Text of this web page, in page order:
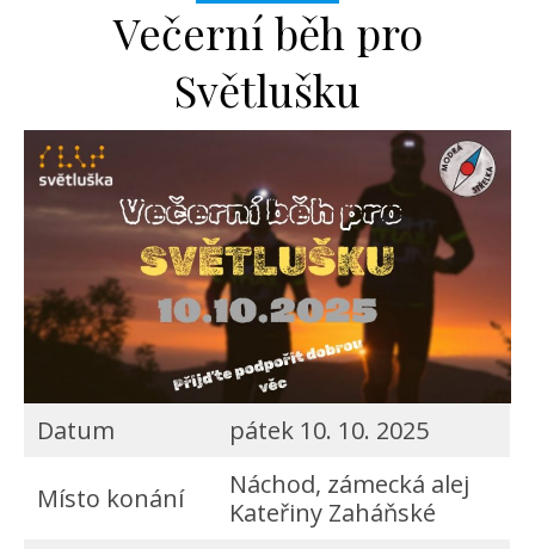
Večerní běh pro
Světlušku
Datum pátek 10. 10. 2025
Místo konání
Náchod, zámecká alej
Kateřiny Zaháňské